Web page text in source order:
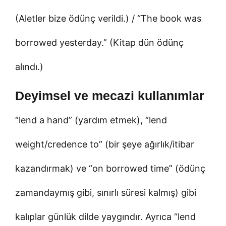
(Aletler bize ödünç verildi.) / “The book was
borrowed yesterday.” (Kitap dün ödünç
alındı.)
Deyimsel ve mecazi kullanımlar
“lend a hand” (yardım etmek), “lend
weight/credence to” (bir şeye ağırlık/itibar
kazandırmak) ve “on borrowed time” (ödünç
zamandaymış gibi, sınırlı süresi kalmış) gibi
kalıplar günlük dilde yaygındır. Ayrıca “lend